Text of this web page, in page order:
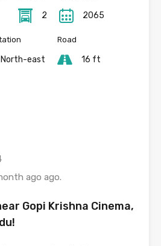
2 2065
North-east
Road
16 ft
ago ago.
Gopi Krishna Cinema,